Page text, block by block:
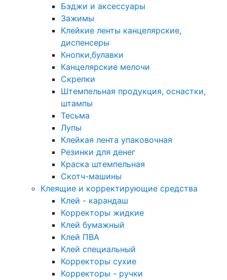
Бэджи и аксессуары
Зажимы
Клейкие ленты канцелярские,
диспенсеры
Кнопки,булавки
Канцелярские мелочи
Скрепки
Штемпельная продукция, оснастки,
штампы
Тесьма
Лупы
Клейкая лента упаковочная
Резинки для денег
Краска штемпельная
Скотч-машины
Клеящие и корректирующие средства
Клей - карандаш
Корректоры жидкие
Клей бумажный
Клей ПВА
Клей специальный
Корректоры сухие
Корректоры - ручки